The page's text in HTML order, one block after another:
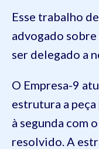
Esse trabalho
advogado
ser delegado a
O Empresa-9
estrutura a
à segunda com o
resolvido. A